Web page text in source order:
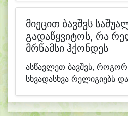
მიეცით ბავშვს
გადაწყვიტოს, რა
მრწამსი ჰქონდეს
ასწავლეთ ბავშვს, როგორ
სხვადასხვა რელიგიებს